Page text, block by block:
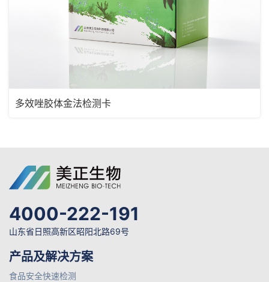
多效唑胶体金法检测卡
4000-222-191
山东省日照高新区昭阳北路69号
产品及解决方案
食品安全快速检测